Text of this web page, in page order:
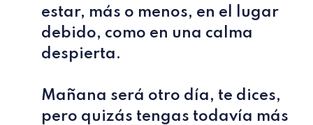
estar, más o menos, en el lugar
debido, como en una calma
despierta.
Mañana será otro día, te dices,
pero quizás tengas todavía más